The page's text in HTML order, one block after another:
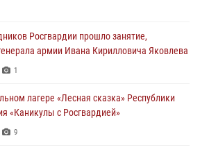
Росгвардии прошло занятие,
армии Ивана Кирилловича Яковлева
1
лагере «Лесная сказка» Республики
«Каникулы с Росгвардией»
9